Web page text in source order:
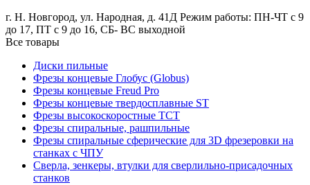
г. Н. Новгород, ул. Народная, д. 41Д Режим работы: ПН-ЧТ с 9
до 17, ПТ с 9 до 16, СБ- ВС выходной
Все товары
Диски пильные
Фрезы концевые Глобус (Globus)
Фрезы концевые Freud Pro
Фрезы концевые твердосплавные ST
Фрезы высокоскоростные ТСТ
Фрезы спиральные, рашпильные
Фрезы спиральные сферические для 3D фрезеровки на
станках с ЧПУ
Сверла, зенкеры, втулки для сверлильно-присадочных
станков